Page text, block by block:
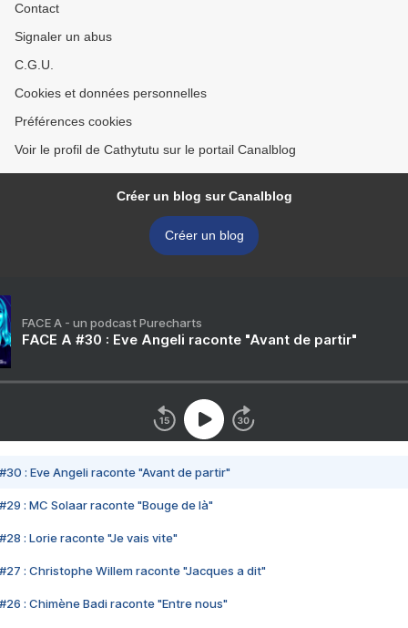
Contact
Signaler un abus
C.G.U.
Cookies et données personnelles
Préférences cookies
Voir le profil de Cathytutu sur le portail Canalblog
Créer un blog sur Canalblog
Créer un blog
FACE A - un podcast Purecharts
FACE A #30 : Eve Angeli raconte "Avant de partir"
#30 : Eve Angeli raconte "Avant de partir"
#29 : MC Solaar raconte "Bouge de là"
#28 : Lorie raconte "Je vais vite"
#27 : Christophe Willem raconte "Jacques a dit"
#26 : Chimène Badi raconte "Entre nous"